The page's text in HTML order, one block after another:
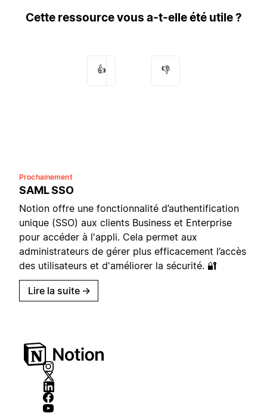
Cette ressource vous a-t-elle été utile ?
👍 👎
Prochainement
SAML SSO
Notion offre une fonctionnalité d’authentification
unique (SSO) aux clients Business et Enterprise
pour accéder à l'appli. Cela permet aux
administrateurs de gérer plus efficacement l’accès
des utilisateurs et d'améliorer la sécurité. 🔐
Lire la suite →